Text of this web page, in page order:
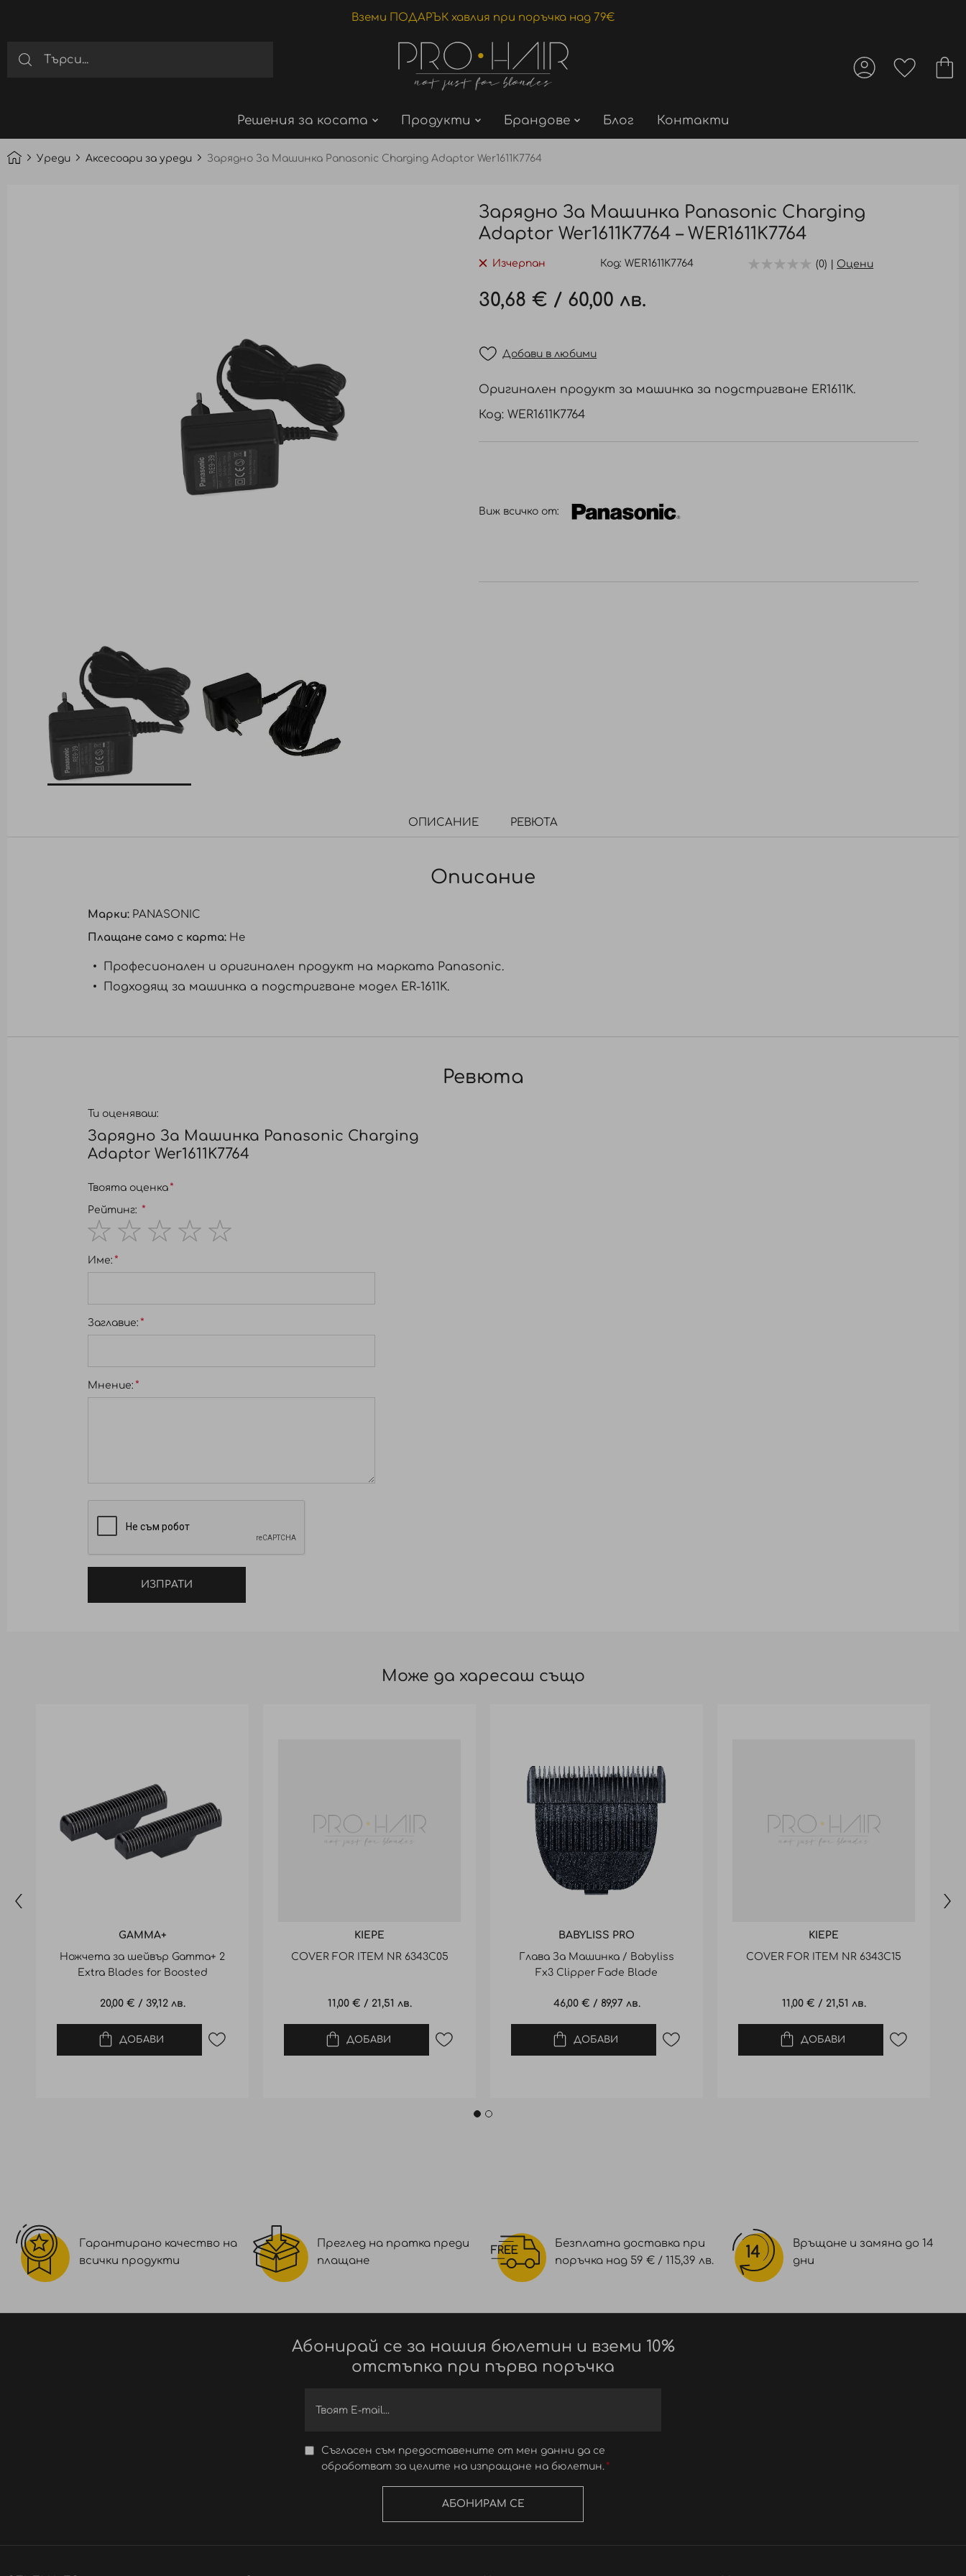
Вземи ПОДАРЪК хавлия при поръчка над 79€
Решения за косата Продукти Брандове Блог Контакти
Уреди Аксесоари за уреди Зарядно За Машинка Panasonic Charging Adaptor Wer1611K7764
Зарядно За Машинка Panasonic Charging
Adaptor Wer1611K7764 – WER1611K7764
Изчерпан Код WER1611K7764 (0) | Оцени
30,68 € / 60,00 лв.
Добави в любими
Оригинален продукт за машинка за подстригване ER1611K.
Код: WER1611K7764
Виж всичко от:
ОПИСАНИЕ РЕВЮТА
Описание
Марки: PANASONIC
Плащане само с карта: Не
Професионален и оригинален продукт на марката Panasonic.
Подходящ за машинка а подстригване модел ER-1611K.
Ревюта
Ти оценяваш:
Зарядно За Машинка Panasonic Charging
Adaptor Wer1611K7764
Твоята оценка
Рейтинг:
star
stars
stars
stars
stars
Име:
Заглавиe:
Мнение:
ИЗПРАТИ
Може да харесаш също
GAMMA+
Ножчета за шейвър Gamma+ 2
Extra Blades for Boosted
20,00 € / 39,12 лв.
ДОБАВИ
KIEPE
COVER FOR ITEM NR 6343C05
11,00 € / 21,51 лв.
ДОБАВИ
BABYLISS PRO
Глава За Машинка / Babyliss
Fx3 Clipper Fade Blade
46,00 € / 89,97 лв.
ДОБАВИ
KIEPE
COVER FOR ITEM NR 6343C15
11,00 € / 21,51 лв.
ДОБАВИ
Гарантирано качество на
всички продукти
Преглед на пратка преди
плащане
Безплатна доставка при
поръчка над 59 € / 115,39 лв.
Връщане и замяна до 14
дни
Абонирай се за нашия бюлетин и вземи 10%
отстъпка при първа поръчка
Съгласен съм предоставените от мен данни да се
обработват за целите на изпращане на бюлетин.
АБОНИРАМ СЕ